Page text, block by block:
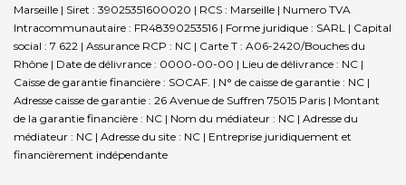
Marseille | Siret : 39025351600020 | RCS : Marseille | Numero TVA
Intracommunautaire : FR48390253516 | Forme juridique : SARL | Capital
social : 7 622 | Assurance RCP : NC | Carte T : A06-2420/Bouches du
Rhône | Date de délivrance : 0000-00-00 | Lieu de délivrance : NC |
Caisse de garantie financière : SOCAF. | N° de caisse de garantie : NC |
Adresse caisse de garantie : 26 Avenue de Suffren 75015 Paris | Montant
de la garantie financière : NC | Nom du médiateur : NC | Adresse du
médiateur : NC | Adresse du site : NC | Entreprise juridiquement et
financièrement indépendante